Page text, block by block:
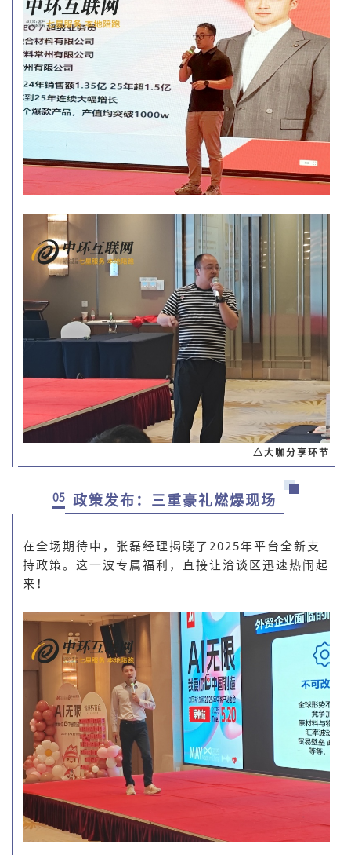
△大咖分享环节
05 政策发布：三重豪礼燃爆现场
在全场期待中，张磊经理揭晓了2025年平台全新支
持政策。这一波专属福利，直接让洽谈区迅速热闹起
来！